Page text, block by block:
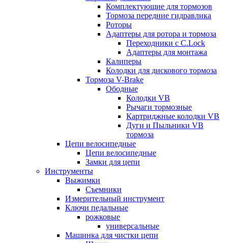
Комплектующие для тормозов
Тормоза передние гидравлика
Роторы
Адаптеры для ротора и тормоза
Переходники с C.Lock
Адаптеры для монтажа
Калиперы
Колодки для дискового тормоза
Тормоза V-Brake
Ободные
Колодки VB
Рычаги тормозные
Картриджные колодки VB
Дуги и Пыльники VB
тормоза
Цепи велосипедные
Цепи велосипедные
Замки для цепи
Инструменты
Выжимки
Съемники
Измерительный инструмент
Ключи педальные
рожковые
универсальные
Машинка для чистки цепи